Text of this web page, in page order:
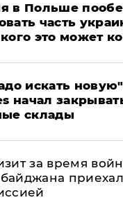
в Польше
часть
это может
искать
начал
склады
за время